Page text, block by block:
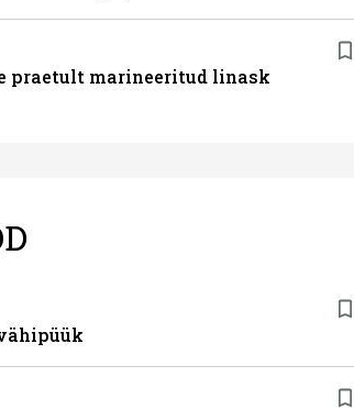
praetult marineeritud linask